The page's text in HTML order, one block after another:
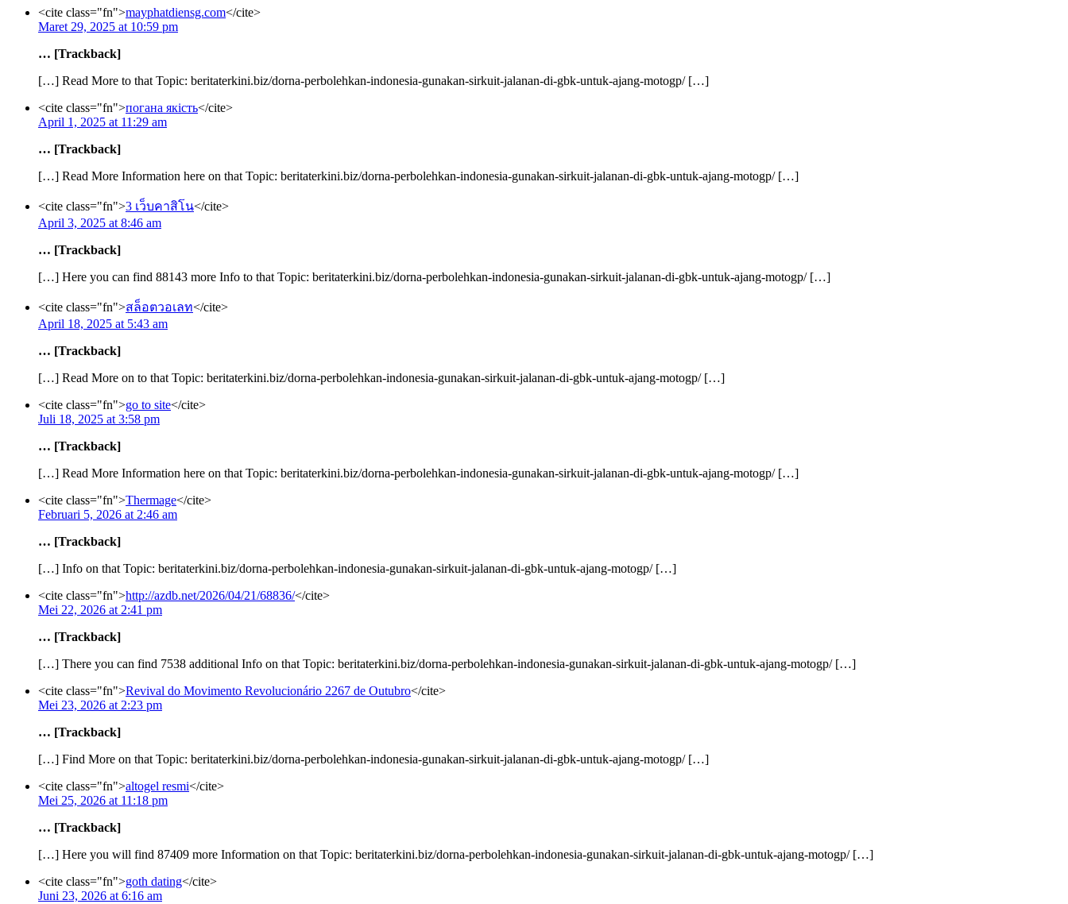
<cite class="fn">mayphatdiensg.com</cite>
Maret 29, 2025 at 10:59 pm
… [Trackback]
[…] Read More to that Topic: beritaterkini.biz/dorna-perbolehkan-indonesia-gunakan-sirkuit-jalanan-di-gbk-untuk-ajang-motogp/ […]
<cite class="fn">погана якість</cite>
April 1, 2025 at 11:29 am
… [Trackback]
[…] Read More Information here on that Topic: beritaterkini.biz/dorna-perbolehkan-indonesia-gunakan-sirkuit-jalanan-di-gbk-untuk-ajang-motogp/ […]
<cite class="fn">3 เว็บคาสิโน</cite>
April 3, 2025 at 8:46 am
… [Trackback]
[…] Here you can find 88143 more Info to that Topic: beritaterkini.biz/dorna-perbolehkan-indonesia-gunakan-sirkuit-jalanan-di-gbk-untuk-ajang-motogp/ […]
<cite class="fn">สล็อตวอเลท</cite>
April 18, 2025 at 5:43 am
… [Trackback]
[…] Read More on to that Topic: beritaterkini.biz/dorna-perbolehkan-indonesia-gunakan-sirkuit-jalanan-di-gbk-untuk-ajang-motogp/ […]
<cite class="fn">go to site</cite>
Juli 18, 2025 at 3:58 pm
… [Trackback]
[…] Read More Information here on that Topic: beritaterkini.biz/dorna-perbolehkan-indonesia-gunakan-sirkuit-jalanan-di-gbk-untuk-ajang-motogp/ […]
<cite class="fn">Thermage</cite>
Februari 5, 2026 at 2:46 am
… [Trackback]
[…] Info on that Topic: beritaterkini.biz/dorna-perbolehkan-indonesia-gunakan-sirkuit-jalanan-di-gbk-untuk-ajang-motogp/ […]
<cite class="fn">http://azdb.net/2026/04/21/68836/</cite>
Mei 22, 2026 at 2:41 pm
… [Trackback]
[…] There you can find 7538 additional Info on that Topic: beritaterkini.biz/dorna-perbolehkan-indonesia-gunakan-sirkuit-jalanan-di-gbk-untuk-ajang-motogp/ […]
<cite class="fn">Revival do Movimento Revolucionário 2267 de Outubro</cite>
Mei 23, 2026 at 2:23 pm
… [Trackback]
[…] Find More on that Topic: beritaterkini.biz/dorna-perbolehkan-indonesia-gunakan-sirkuit-jalanan-di-gbk-untuk-ajang-motogp/ […]
<cite class="fn">altogel resmi</cite>
Mei 25, 2026 at 11:18 pm
… [Trackback]
[…] Here you will find 87409 more Information on that Topic: beritaterkini.biz/dorna-perbolehkan-indonesia-gunakan-sirkuit-jalanan-di-gbk-untuk-ajang-motogp/ […]
<cite class="fn">goth dating</cite>
Juni 23, 2026 at 6:16 am